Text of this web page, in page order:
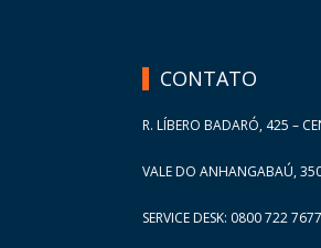
CONTATO
R. LÍBERO BADARÓ, 425 –
VALE DO ANHANGABAÚ,
SERVICE DESK: 0800 722 7677